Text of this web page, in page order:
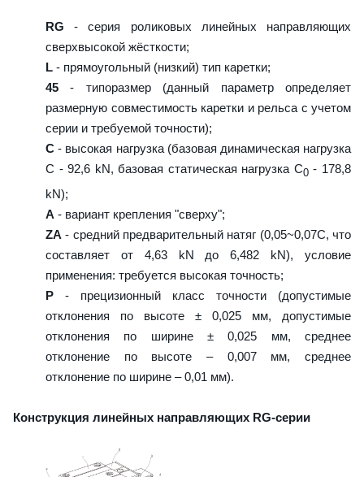
RG - серия роликовых линейных направляющих
сверхвысокой жёсткости;
L - прямоугольный (низкий) тип каретки;
45 - типоразмер (данный параметр определяет
размерную совместимость каретки и рельса с учетом
серии и требуемой точности);
C - высокая нагрузка (базовая динамическая нагрузка
C - 92,6 kN, базовая статическая нагрузка С0- 178,8
kN);
A - вариант крепления "сверху";
ZA - средний предварительный натяг (0,05~0,07C, что
составляет от 4,63 kN до 6,482 kN), условие
применения: требуется высокая точность;
P - прецизионный класс точности (допустимые
отклонения по высоте ± 0,025 мм, допустимые
отклонения по ширине ± 0,025 мм, среднее
отклонение по высоте – 0,007 мм, среднее
отклонение по ширине – 0,01 мм).
Конструкция линейных направляющих RG-серии